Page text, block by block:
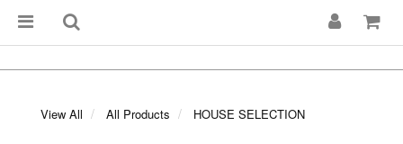
View All All Products HOUSE SELECTION